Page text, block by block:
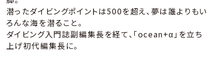
潜ったダイビングポイントは500を超え、夢は誰よりもい
ろんな海を潜ること。
ダイビング入門誌副編集長を経て、「ocean+α」を立ち
上げ初代編集長に。